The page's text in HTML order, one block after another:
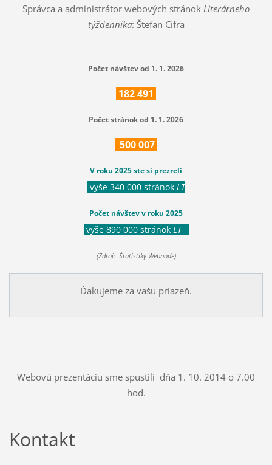
Správca a administrátor webových stránok Literárneho
týždenníka: Štefan Cifra
Počet návštev od 1. 1. 2026
182491
Počet stránok od 1. 1. 2026
500007
V roku 2025 ste si prezreli
vyše 340 000 stránok LT
Počet návštev v roku 2025
vyše 890 000 stránok LT
(Zdroj: Štatistiky Webnode)
Ďakujeme za vašu priazeň.
Webovú prezentáciu sme spustili dňa 1. 10. 2014 o 7.00
hod.
Kontakt